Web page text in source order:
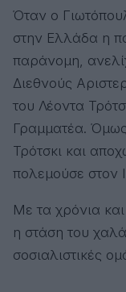
Όταν ο
στην Ελλάδα η
παράνομη,
Διεθνούς
του Λέοντα
Γραμματέα.
Τρότσκι και
πολεμούσε στον
Με τα χρόνια
η στάση του
σοσιαλιστικές